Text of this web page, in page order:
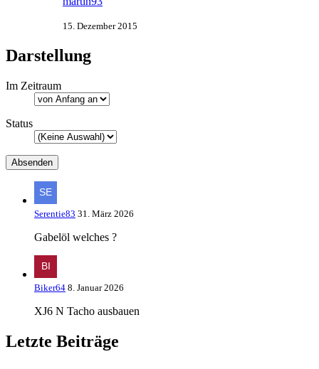
15. Dezember 2015
Darstellung
Im Zeitraum
Status
Serentie83 31. März 2026
Gabelöl welches ?
Biker64 8. Januar 2026
XJ6 N Tacho ausbauen
Letzte Beiträge